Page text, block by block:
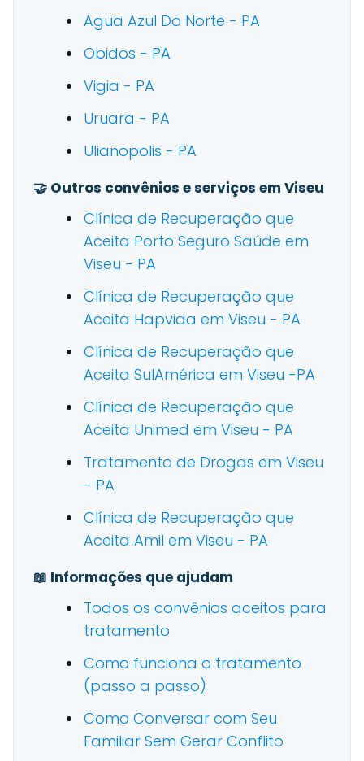
Agua Azul Do Norte - PA
Obidos - PA
Vigia - PA
Uruara - PA
Ulianopolis - PA
🤝 Outros convênios e serviços em Viseu
Clínica de Recuperação que
Aceita Porto Seguro Saúde em
Viseu - PA
Clínica de Recuperação que
Aceita Hapvida em Viseu - PA
Clínica de Recuperação que
Aceita SulAmérica em Viseu -PA
Clínica de Recuperação que
Aceita Unimed em Viseu - PA
Tratamento de Drogas em Viseu
- PA
Clínica de Recuperação que
Aceita Amil em Viseu - PA
📖 Informações que ajudam
Todos os convênios aceitos para
tratamento
Como funciona o tratamento
(passo a passo)
Como Conversar com Seu
Familiar Sem Gerar Conflito